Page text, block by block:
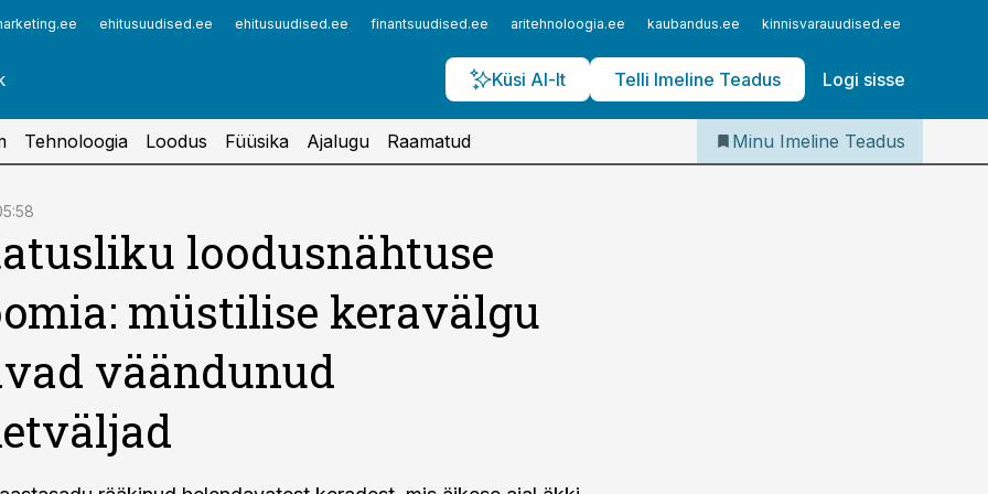
ehitusuudised.ee ehitusuudised.ee finantsuudised.ee aritehnoloogia.ee kaubandus.ee kinnisvarauudised.ee
Küsi AI-lt Telli Imeline Teadus Logi sisse
Iseteenindus
Telli Imeline Teadus
Tehnoloogia Loodus Füüsika Ajalugu Raamatud Minu Imeline Teadus
loodusnähtuse
müstilise keravälgu
väändunud